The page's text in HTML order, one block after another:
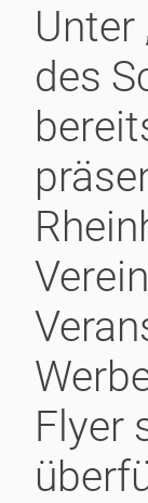
Unter
des
Flyer